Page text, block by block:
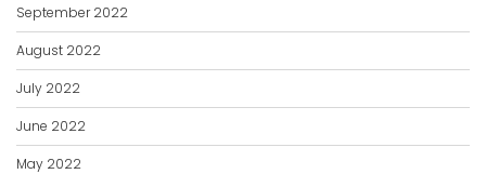
September 2022
August 2022
July 2022
June 2022
May 2022